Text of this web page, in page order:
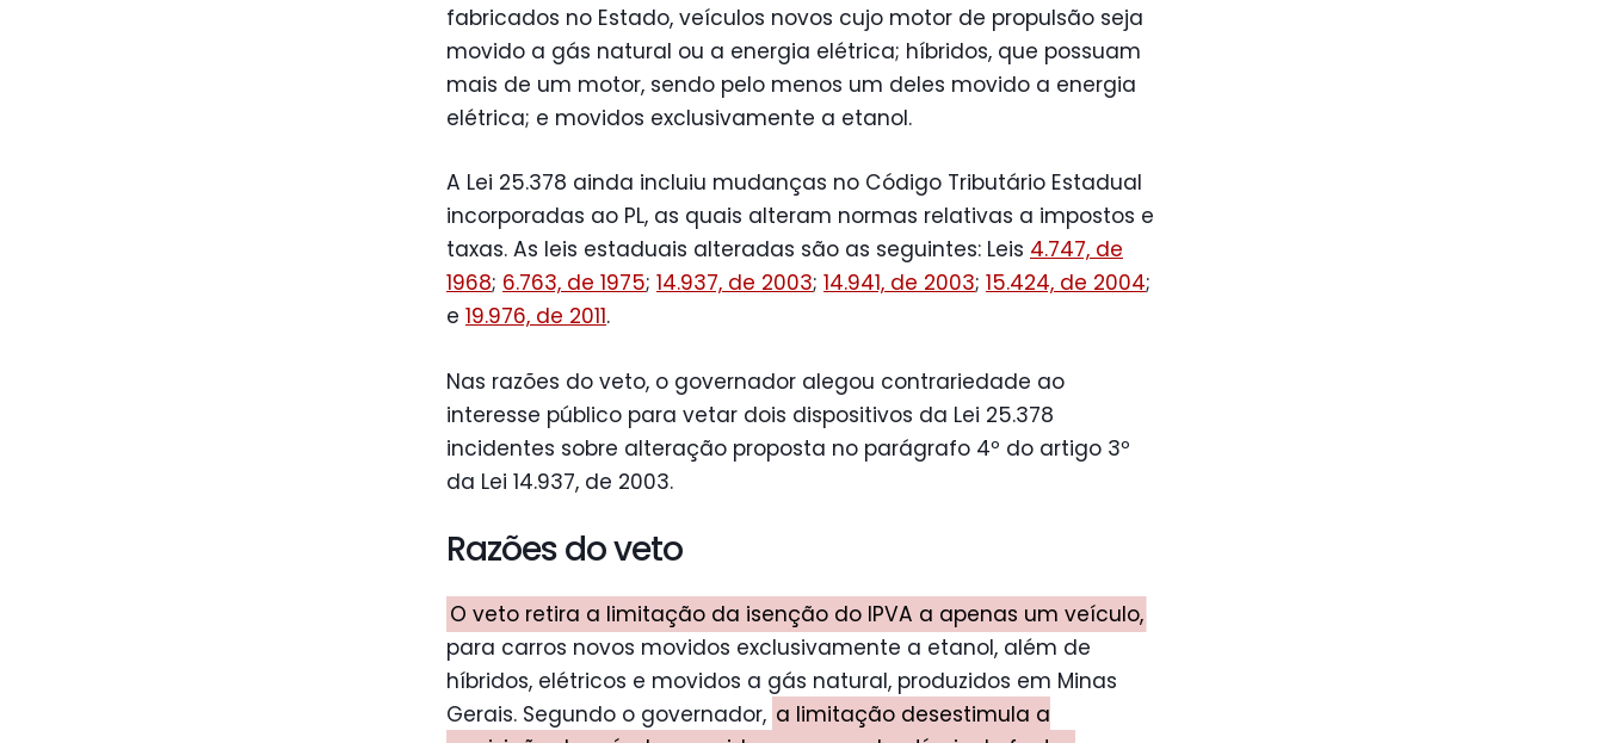
fabricados no Estado, veículos novos cujo motor de propulsão seja
movido a gás natural ou a energia elétrica; híbridos, que possuam
mais de um motor, sendo pelo menos um deles movido a energia
elétrica; e movidos exclusivamente a etanol.
A Lei 25.378 ainda incluiu mudanças no Código Tributário Estadual
incorporadas ao PL, as quais alteram normas relativas a impostos e
taxas. As leis estaduais alteradas são as seguintes: Leis 4.747, de
1968; 6.763, de 1975; 14.937, de 2003; 14.941, de 2003; 15.424, de 2004;
e 19.976, de 2011.
Nas razões do veto, o governador alegou contrariedade ao
interesse público para vetar dois dispositivos da Lei 25.378
incidentes sobre alteração proposta no parágrafo 4º do artigo 3º
da Lei 14.937, de 2003.
Razões do veto
O veto retira a limitação da isenção do IPVA a apenas um veículo,
para carros novos movidos exclusivamente a etanol, além de
híbridos, elétricos e movidos a gás natural, produzidos em Minas
Gerais. Segundo o governador, a limitação desestimula a